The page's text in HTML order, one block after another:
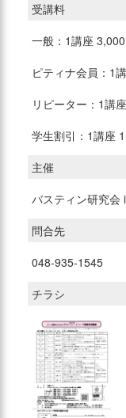
受講料
一般：1講座
ピティナ会員：1
リピーター：1講
学生割引：1講座
主催
バスティン研究会
問合先
048-935-1545
チラシ